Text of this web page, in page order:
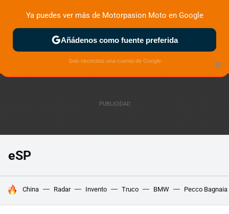
ZONA DE PRUEBAS DEPORTIVAS MOTOS ELÉCTRICAS
eSP
HOY SE HABLA DE
China Radar Invento Truco BMW Pecco Bagnaia
×
Ya puedes ver más de Motorpasion Moto en Google
Añádenos como fuente preferida
Solo necesitas una cuenta de Google